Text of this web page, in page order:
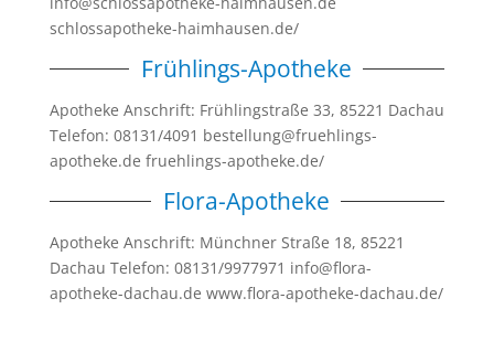
schlossapotheke-haimhausen.de/
Frühlings-Apotheke
Apotheke Anschrift: Frühlingstraße 33, 85221 Dachau
Telefon: 08131/4091 bestellung@fruehlings-
apotheke.de fruehlings-apotheke.de/
Flora-Apotheke
Apotheke Anschrift: Münchner Straße 18, 85221
Dachau Telefon: 08131/9977971 info@flora-
apotheke-dachau.de www.flora-apotheke-dachau.de/